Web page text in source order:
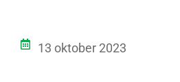
13 oktober 2023